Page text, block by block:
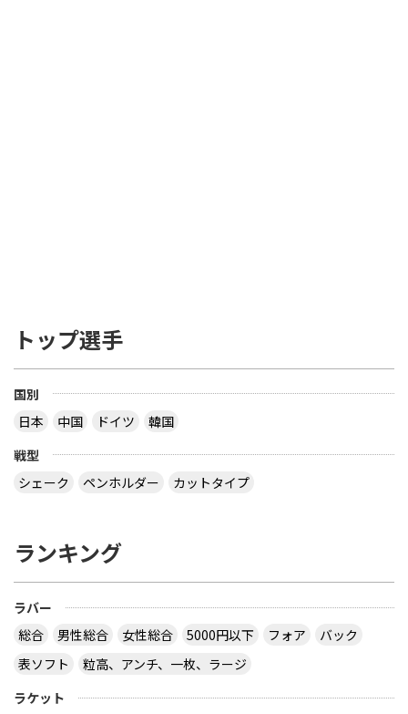
トップ選手
国別
日本
中国 ドイツ
韓国
戦型
シェーク
ペンホルダー カットタイプ
ランキング
ラバー
総合
男性総合 女性総合 5000円以下 フォア
バック
表ソフト
粒高、アンチ、一枚、ラージ
ラケット